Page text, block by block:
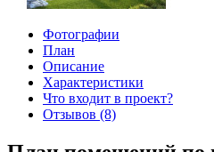
Фотографии
План
Описание
Характеристики
Что входит в проект?
Отзывов (8)